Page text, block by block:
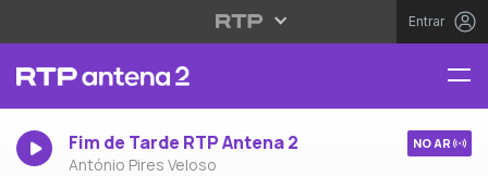
Entrar
Fim de Tarde RTP Antena 2
António Pires Veloso
NO AR